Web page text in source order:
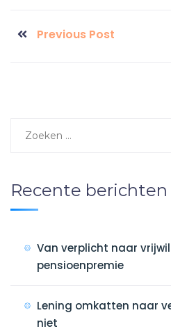
Previous Post
Recente berichten
Van verplicht naar
pensioenpremie
Lening omkatten naar
niet